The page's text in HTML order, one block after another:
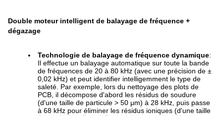
Double moteur intelligent de balayage de fréquence +
dégazage
Technologie de balayage de fréquence dynamique:
Il effectue un balayage automatique sur toute la bande
de fréquences de 20 à 80 kHz (avec une précision de ±
0,02 kHz) et peut identifier intelligemment le type de
saleté. Par exemple, lors du nettoyage des plots de
PCB, il décompose d'abord les résidus de soudure
(d'une taille de particule > 50 μm) à 28 kHz, puis passe
à 68 kHz pour éliminer les résidus ioniques (d'une taille